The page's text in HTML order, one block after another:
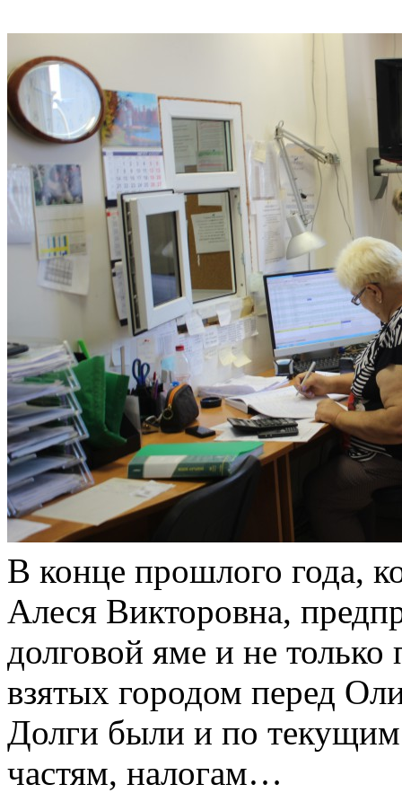
В конце прошлого года,
Алеся Викторовна,
долговой яме и не только
взятых городом перед
Долги были и по текущим
частям, налогам…